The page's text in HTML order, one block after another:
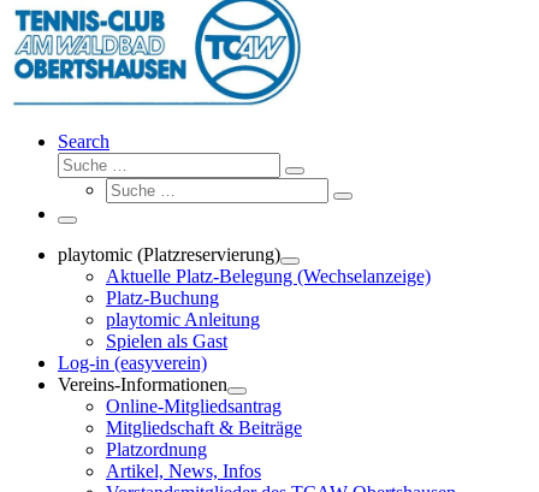
Search
Suche
Suche
Suche
Suche
Menü
playtomic (Platzreservierung)
Aktuelle Platz-Belegung (Wechselanzeige)
Platz-Buchung
playtomic Anleitung
Spielen als Gast
Log-in (easyverein)
Vereins-Informationen
Online-Mitgliedsantrag
Mitgliedschaft & Beiträge
Platzordnung
Artikel, News, Infos